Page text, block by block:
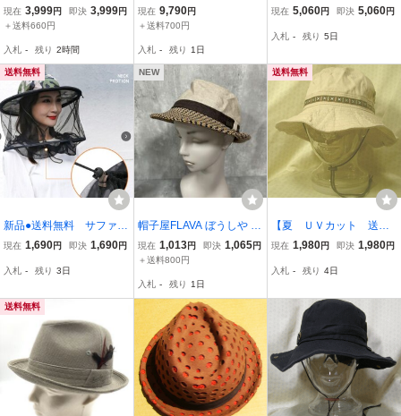
ワイヤー入り カウボーイ
ハット
現在 3,999円 即決 3,999円
＋送料660円
入札 - 残り 2時間
ラビットフェルトハット
＼キャメル 帽子【24000
現在 9,790円
＋送料700円
入札 - 残り 1日
ウール/BEG/レディース/7
ユニセックス
現在 5,060円 即決 5,060円
入札 - 残り 5日
送料無料
新品●送料無料 サファリ
ハット【迷彩】取り外し
ア 虫除け 釣り キャンプ
現在 1,690円 即決 1,690円
入札 - 残り 3日
NEW
帽子屋FLAVA ぼうしや ふ
れい ぁ ストロー ハット s
ize−/ベージュ ■◆ レディ
現在 1,013円 即決 1,065円
＋送料800円
入札 - 残り 1日
送料無料
【夏 ＵＶカット 送料
無料！】レディス 綿10
ンテープ ハット＜ベー
イズ約59ｃｍ＞4166
現在 1,980円 即決 1,980円
入札 - 残り 4日
送料無料